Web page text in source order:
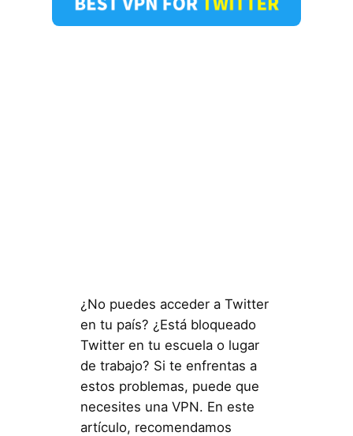
¿No puedes acceder a Twitter
en tu país? ¿Está bloqueado
Twitter en tu escuela o lugar
de trabajo? Si te enfrentas a
estos problemas, puede que
necesites una VPN. En este
artículo, recomendamos